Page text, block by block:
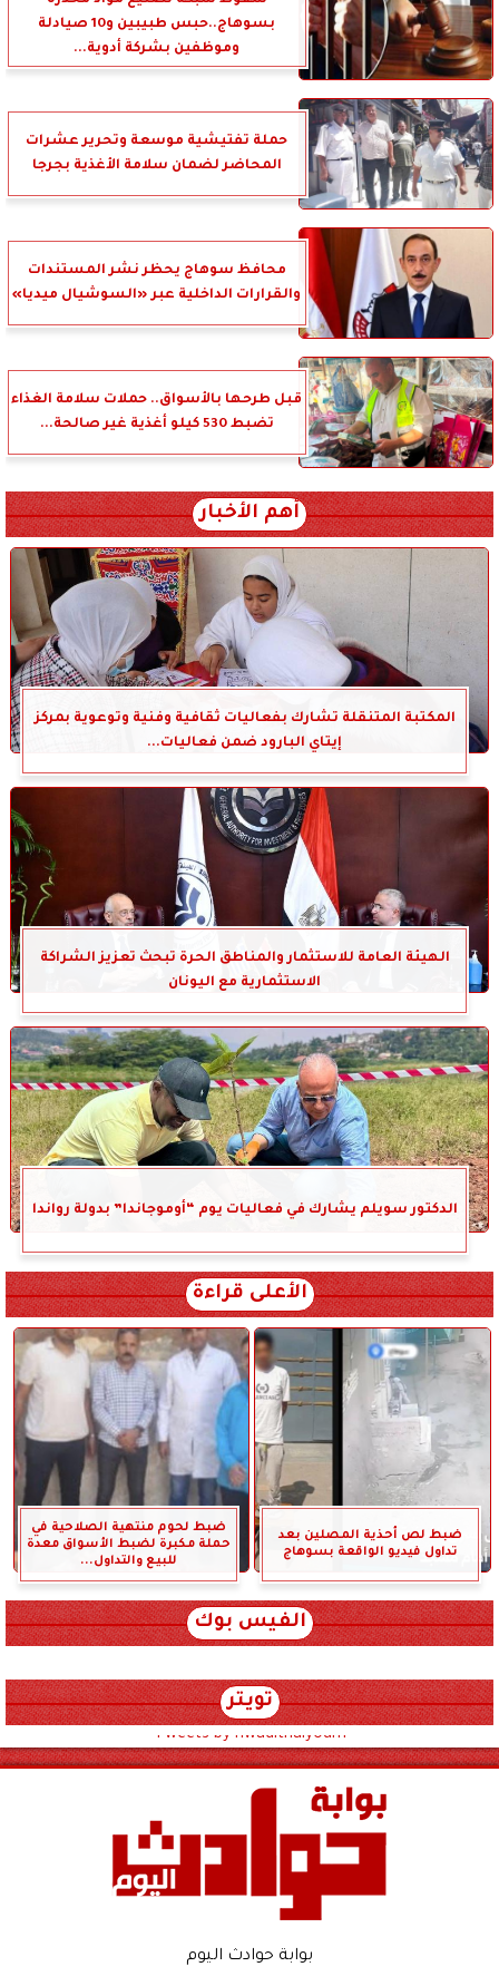
بسوهاج..حبس طبيبين و10 صيادلة
وموظفين بشركة أدوية...
حملة تفتيشية موسعة وتحرير عشرات
المحاضر لضمان سلامة الأغذية بجرجا
محافظ سوهاج يحظر نشر المستندات
والقرارات الداخلية عبر «السوشيال ميديا»
قبل طرحها بالأسواق.. حملات سلامة الغذاء
تضبط 530 كيلو أغذية غير صالحة...
أهم الأخبار
المكتبة المتنقلة تشارك بفعاليات ثقافية وفنية وتوعوية بمركز
إيتاي البارود ضمن فعاليات...
الهيئة العامة للاستثمار والمناطق الحرة تبحث تعزيز الشراكة
الاستثمارية مع اليونان
الدكتور سويلم يشارك في فعاليات يوم “أوموجاندا” بدولة رواندا
الأعلى قراءة
ضبط لص أحذية المصلين بعد
تداول فيديو الواقعة بسوهاج
ضبط لحوم منتهية الصلاحية في
حملة مكبرة لضبط الأسواق معدة
للبيع والتداول...
الفيس بوك
تويتر
Tweets by hwadithalyoum
بوابة حوادث اليوم